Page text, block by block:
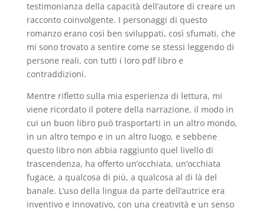
testimonianza della capacità dell’autore di creare un
racconto coinvolgente. I personaggi di questo
romanzo erano così ben sviluppati, così sfumati, che
mi sono trovato a sentire come se stessi leggendo di
persone reali, con tutti i loro pdf libro e
contraddizioni.
Mentre rifletto sulla mia esperienza di lettura, mi
viene ricordato il potere della narrazione, il modo in
cui un buon libro può trasportarti in un altro mondo,
in un altro tempo e in un altro luogo, e sebbene
questo libro non abbia raggiunto quel livello di
trascendenza, ha offerto un’occhiata, un’occhiata
fugace, a qualcosa di più, a qualcosa al di là del
banale. L’uso della lingua da parte dell’autrice era
inventivo e innovativo, con una creatività e un senso